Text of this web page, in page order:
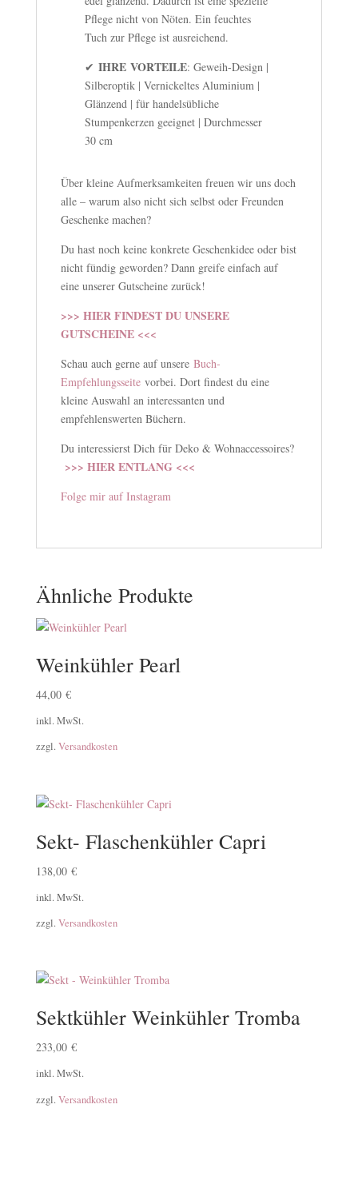
Pflege nicht von Nöten. Ein feuchtes
Tuch zur Pflege ist ausreichend.
✔ IHRE VORTEILE: Geweih-Design |
Silberoptik | Vernickeltes Aluminium |
Glänzend | für handelsübliche
Stumpenkerzen geeignet | Durchmesser
30 cm
Über kleine Aufmerksamkeiten freuen wir uns doch
alle – warum also nicht sich selbst oder Freunden
Geschenke machen?
Du hast noch keine konkrete Geschenkidee oder bist
nicht fündig geworden? Dann greife einfach auf
eine unserer Gutscheine zurück!
>>> HIER FINDEST DU UNSERE
GUTSCHEINE <<<
Schau auch gerne auf unsere Buch-
Empfehlungsseitevorbei. Dort findest du eine
kleine Auswahl an interessanten und
empfehlenswerten Büchern.
Du interessierst Dich für Deko & Wohnaccessoires?
>>> HIER ENTLANG <<<
Folge mir auf Instagram
Ähnliche Produkte
Weinkühler Pearl
44,00 €
inkl. MwSt.
zzgl. Versandkosten
Sekt- Flaschenkühler Capri
138,00 €
inkl. MwSt.
zzgl. Versandkosten
Sektkühler Weinkühler Tromba
233,00 €
inkl. MwSt.
zzgl. Versandkosten